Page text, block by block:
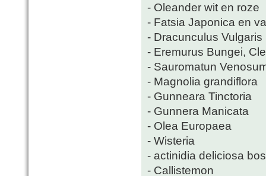
- Oleander wit en roze
- Fatsia Japonica en
- Dracunculus Vulgaris
- Eremurus Bungei,
- Sauromatun
- Magnolia grandiflora
- Gunneara Tinctoria
- Gunnera Manicata
- Olea Europaea
- Wisteria
- actinidia deliciosa
- Callistemon